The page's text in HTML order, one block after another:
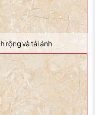
rộng và tải ảnh